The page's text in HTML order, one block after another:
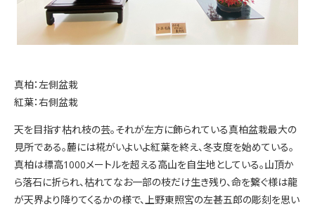
真柏：左側盆栽
紅葉：右側盆栽
天を目指す枯れ枝の芸。それが左方に飾られている真柏盆栽最大の
見所である。麓には椛がいよいよ紅葉を終え、冬支度を始めている。
真柏は標高1000メートルを超える高山を自生地としている。山頂か
ら落石に折られ、枯れてなお一部の枝だけ生き残り、命を繋ぐ様は龍
が天界より降りてくるかの様で、上野東照宮の左甚五郎の彫刻を思い